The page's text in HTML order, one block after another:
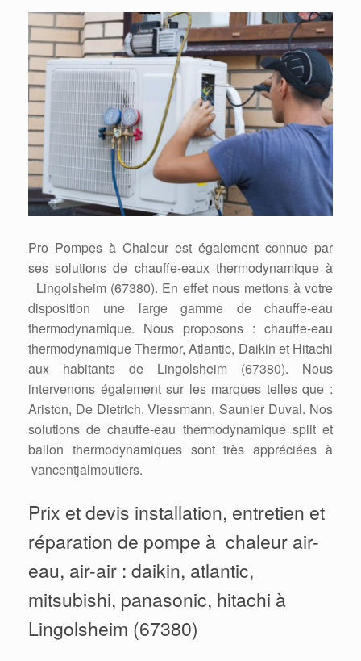
Pro Pompes à Chaleur est également connue par
ses solutions de chauffe-eaux thermodynamique à
Lingolsheim (67380). En effet nous mettons à votre
disposition une large gamme de chauffe-eau
thermodynamique. Nous proposons : chauffe-eau
thermodynamique Thermor, Atlantic, Daikin et Hitachi
aux habitants de Lingolsheim (67380). Nous
intervenons également sur les marques telles que :
Ariston, De Dietrich, Viessmann, Saunier Duval. Nos
solutions de chauffe-eau thermodynamique split et
ballon thermodynamiques sont très appréciées à
vancentjalmoutiers.
Prix et devis installation, entretien et
réparation de pompe à chaleur air-
eau, air-air : daikin, atlantic,
mitsubishi, panasonic, hitachi à
Lingolsheim (67380)